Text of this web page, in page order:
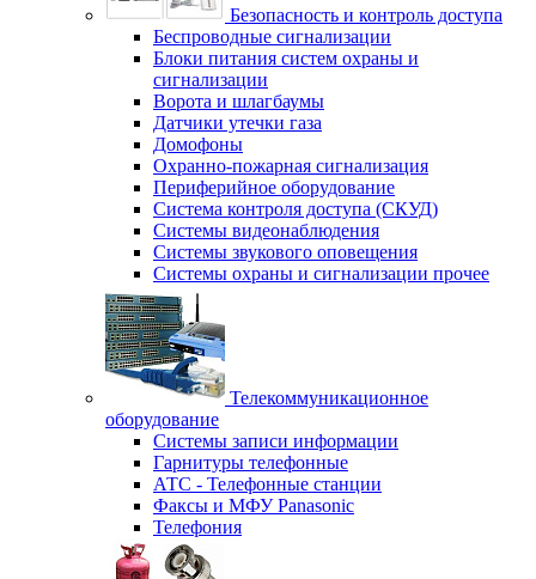
Безопасность и контроль доступа
Беспроводные сигнализации
Блоки питания систем охраны и
сигнализации
Ворота и шлагбаумы
Датчики утечки газа
Домофоны
Охранно-пожарная сигнализация
Периферийное оборудование
Система контроля доступа (СКУД)
Системы видеонаблюдения
Системы звукового оповещения
Системы охраны и сигнализации прочее
Телекоммуникационное
оборудование
Системы записи информации
Гарнитуры телефонные
АТС - Телефонные станции
Факсы и МФУ Panasonic
Телефония